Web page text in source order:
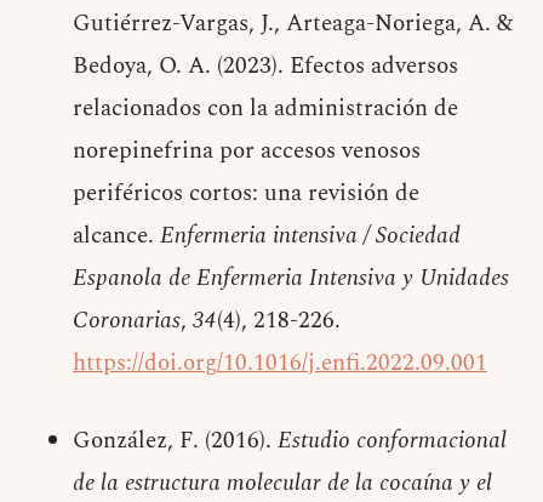
Gutiérrez-Vargas, J., Arteaga-Noriega, A. &
Bedoya, O. A. (2023). Efectos adversos
relacionados con la administración de
norepinefrina por accesos venosos
periféricos cortos: una revisión de
alcance. Enfermeria intensiva / Sociedad
Espanola de Enfermeria Intensiva y Unidades
Coronarias, 34(4), 218-226.
https://doi.org/10.1016/j.enfi.2022.09.001
González, F. (2016). Estudio conformacional
de la estructura molecular de la cocaína y el